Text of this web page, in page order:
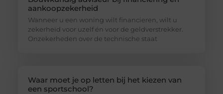
aankoopzekerheid
Wanneer u een woning wilt financieren, wilt u
zekerheid voor uzelf én voor de geldverstrekker.
Onzekerheden over de technische staat
Waar moet je op letten bij het kiezen van
een sportschool?